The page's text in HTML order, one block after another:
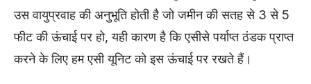
उस वायुप्रवाह की अनुभूति होती है जो जमीन की सतह से 3 से 5
फीट की ऊंचाई पर हो, यही कारण है कि एसीसे पर्याप्त ठंडक प्राप्त
करने के लिए हम एसी यूनिट को इस ऊंचाई पर रखते हैं।